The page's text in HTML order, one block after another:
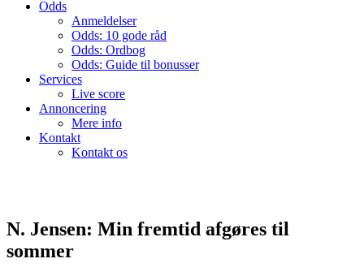
Odds
Anmeldelser
Odds: 10 gode råd
Odds: Ordbog
Odds: Guide til bonusser
Services
Live score
Annoncering
Mere info
Kontakt
Kontakt os
N. Jensen: Min fremtid afgøres til
sommer